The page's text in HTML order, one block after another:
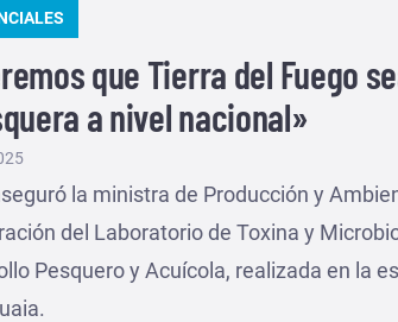
que Tierra del Fuego
a nivel nacional»
la ministra de Producción y
del Laboratorio de Toxina y
Pesquero y Acuícola, realizada en la